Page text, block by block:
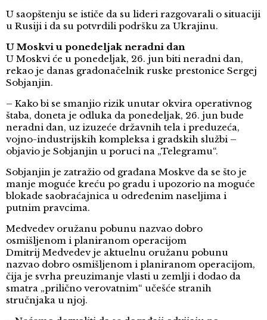
U saopštenju se ističe da su lideri razgovarali o situaciji
u Rusiji i da su potvrdili podršku za Ukrajinu.
U Moskvi u ponedeljak neradni dan
U Moskvi će u ponedeljak, 26. jun biti neradni dan,
rekao je danas gradonačelnik ruske prestonice Sergej
Sobjanjin.
– Kako bi se smanjio rizik unutar okvira operativnog
štaba, doneta je odluka da ponedeljak, 26. jun bude
neradni dan, uz izuzeće državnih tela i preduzeća,
vojno-industrijskih kompleksa i gradskih službi –
objavio je Sobjanjin u poruci na „Telegramu“.
Sobjanjin je zatražio od građana Moskve da se što je
manje moguće kreću po gradu i upozorio na moguće
blokade saobraćajnica u određenim naseljima i
putnim pravcima.
Medvedev oružanu pobunu nazvao dobro
osmišljenom i planiranom operacijom
Dmitrij Medvedev je aktuelnu oružanu pobunu
nazvao dobro osmišljenom i planiranom operacijom,
čija je svrha preuzimanje vlasti u zemlji i dodao da
smatra „prilično verovatnim“ učešće stranih
stručnjaka u njoj.